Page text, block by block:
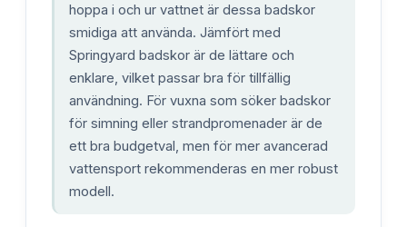
hoppa i och ur vattnet är dessa badskor
smidiga att använda. Jämfört med
Springyard badskor är de lättare och
enklare, vilket passar bra för tillfällig
användning. För vuxna som söker badskor
för simning eller strandpromenader är de
ett bra budgetval, men för mer avancerad
vattensport rekommenderas en mer robust
modell.